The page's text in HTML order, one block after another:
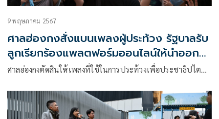
9 พฤษภาคม 2567
ศาลฮ่องกงสั่งแบนเพลงผู้ประท้วง รัฐบาลรับ
ลูกเรียกร้องแพลตฟอร์มออนไลน์ให้นำออก
ทันที
ศาลฮ่องกงตัดสินให้เพลงที่ใช้ในการประท้วงเพื่อประชาธิปไต…